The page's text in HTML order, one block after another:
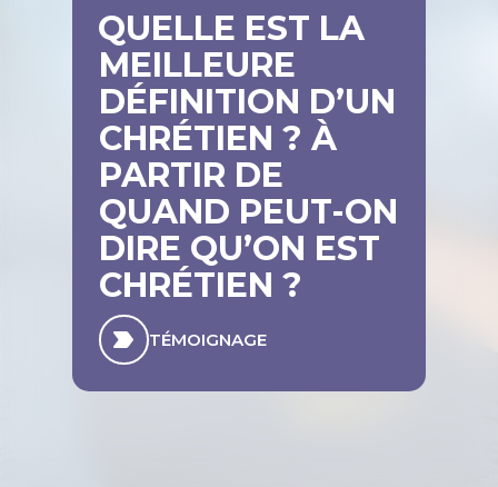
QUELLE EST LA
MEILLEURE
DÉFINITION D’UN
CHRÉTIEN ? À
PARTIR DE
QUAND PEUT-ON
DIRE QU’ON EST
CHRÉTIEN ?
TÉMOIGNAGE